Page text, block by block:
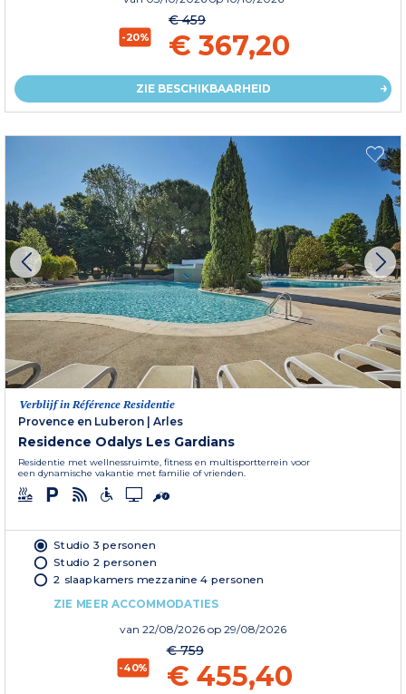
-20%
€ 459
€ 367,20
ZIE BESCHIKBAARHEID
Verblijf in Référence Residentie
Provence en Luberon
Arles
Residence Odalys Les Gardians
Residentie met wellnessruimte, fitness en multisportterrein voor
een dynamische vakantie met familie of vrienden.
Studio 3 personen
Studio 2 personen
2 slaapkamers mezzanine 4 personen
ZIE MEER ACCOMMODATIES
van 22/08/2026 op 29/08/2026
-40%
€ 759
€ 455,40